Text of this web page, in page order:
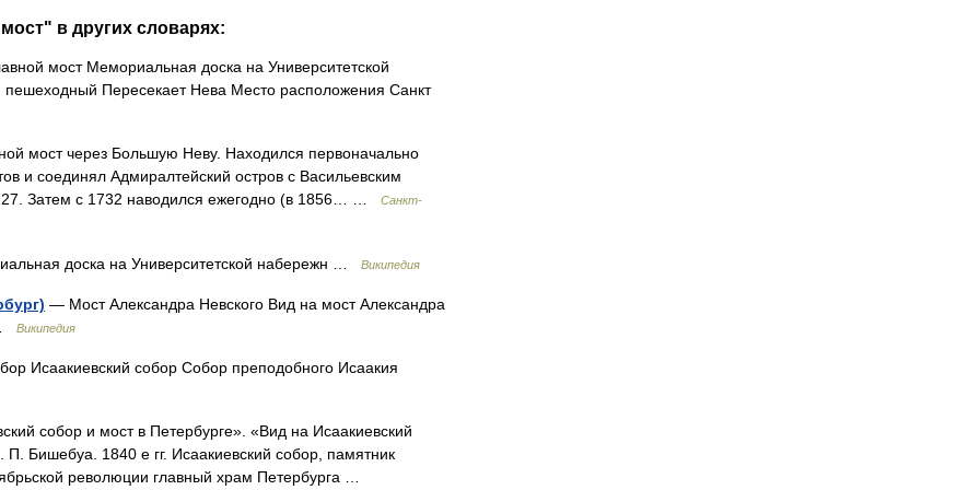
в других словарях:
мост Мемориальная доска на Университетской
Пересекает Нева Место расположения Санкт
через Большую Неву. Находился первоначально
и соединял Адмиралтейский остров с Васильевским
Затем с 1732 наводился ежегодно (в 1856… …
Санкт-
доска на Университетской набережн … Википедия
— Мост Александра Невского Вид на мост Александра
Википедия
Исаакиевский собор Собор преподобного Исаакия
собор и мост в Петербурге». «Вид на Исаакиевский
Бишебуа. 1840 е гг. Исаакиевский собор, памятник
революции главный храм Петербурга …